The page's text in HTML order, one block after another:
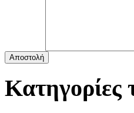
Αποστολή
Κατηγορίες